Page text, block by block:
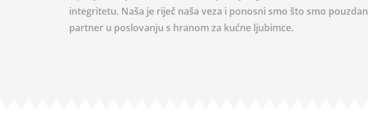
integritetu. Naša je riječ naša veza i ponosni smo što smo pouzdan
partner u poslovanju s hranom za kućne ljubimce.